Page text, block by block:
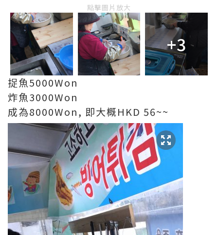
點擊圖片放大
+3
捉魚5000Won
炸魚3000Won
成為8000Won, 即大概HKD 56~~